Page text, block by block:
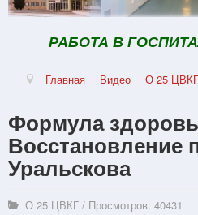
РАБОТА В
Главная Видео О 25 ЦВКГ
Формула
Восстановление
Уральскова
О 25 ЦВКГ / Просмотров: 40431